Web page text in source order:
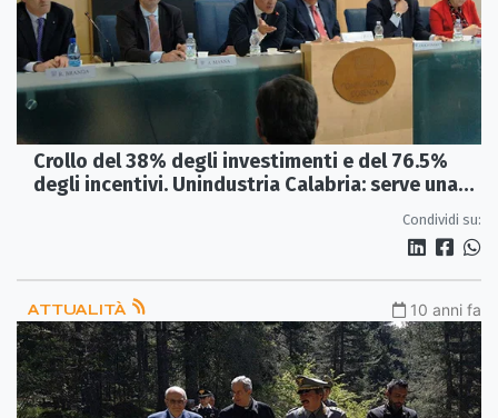
Crollo del 38% degli investimenti e del 76.5%
degli incentivi. Unindustria Calabria: serve una
Condividi su:
ATTUALITÀ 10 anni fa